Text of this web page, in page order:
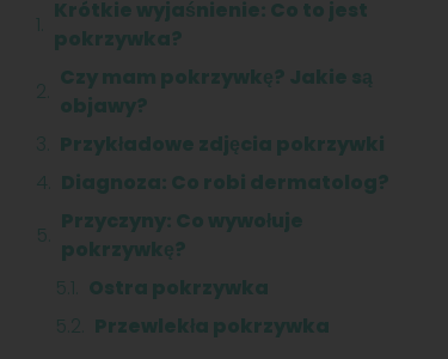
Krótkie wyjaśnienie: Co to jest
pokrzywka?
Czy mam pokrzywkę? Jakie są
objawy?
Przykładowe zdjęcia pokrzywki
Diagnoza: Co robi dermatolog?
Przyczyny: Co wywołuje
pokrzywkę?
Ostra pokrzywka
Przewlekła pokrzywka